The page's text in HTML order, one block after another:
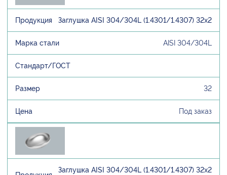
Заглушка AISI 304/304L (1.4301/1.4307) 32х2
AISI 304/304L
32
Под заказ
Заглушка AISI 304/304L (1.4301/1.4307) 32х2